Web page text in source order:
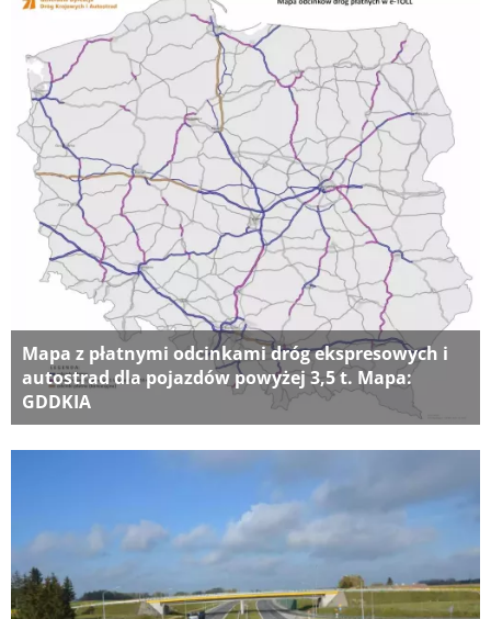
Mapa z płatnymi odcinkami dróg ekspresowych i
autostrad dla pojazdów powyżej 3,5 t. Mapa:
GDDKIA